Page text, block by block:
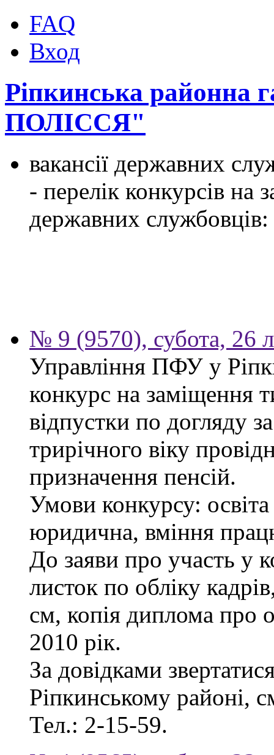
FAQ
Вход
Ріпкинська
ПОЛІССЯ"
вакансії державних
- перелік конкурсів на
державних службовців:
№ 9 (9570), субота, 26
Управління ПФУ у
конкурс на заміщення
відпустки по догляду
трирічного віку
призначення пенсій.
Умови конкурсу:
юридична, вміння
До заяви про участь у
листок по обліку
см, копія диплома про
2010 рік.
За довідками
Ріпкинському районі,
Тел.: 2-15-59.